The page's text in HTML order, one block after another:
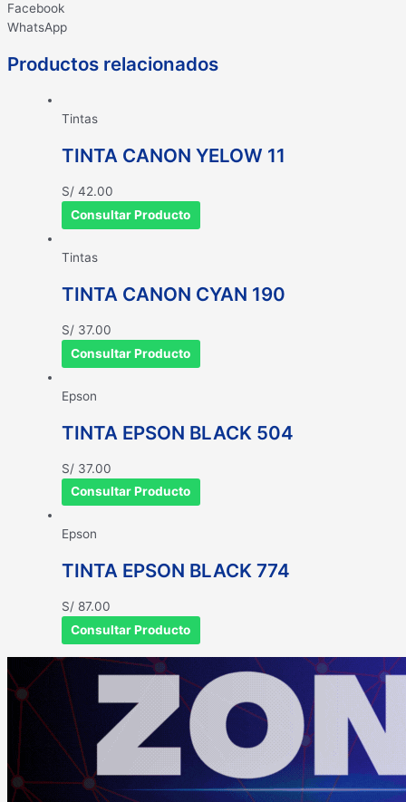
Facebook
WhatsApp
Productos relacionados
Tintas
TINTA CANON YELOW 11
S/ 42.00
Consultar Producto
Tintas
TINTA CANON CYAN 190
S/ 37.00
Consultar Producto
Epson
TINTA EPSON BLACK 504
S/ 37.00
Consultar Producto
Epson
TINTA EPSON BLACK 774
S/ 87.00
Consultar Producto